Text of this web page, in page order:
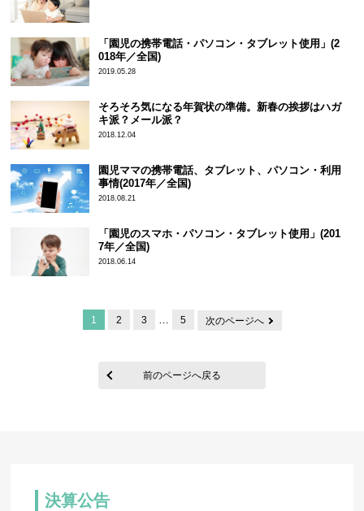
「園児の携帯電話・パソコン・タブレット使用」(2
018年／全国)
2019.05.28
そろそろ気になる年賀状の準備。新春の挨拶はハガ
キ派？メール派？
2018.12.04
園児ママの携帯電話、タブレット、パソコン・利用
事情(2017年／全国)
2018.08.21
「園児のスマホ・パソコン・タブレット使用」(201
7年／全国)
2018.06.14
1 2 3 … 5 次のページへ
前のページへ戻る
決算公告